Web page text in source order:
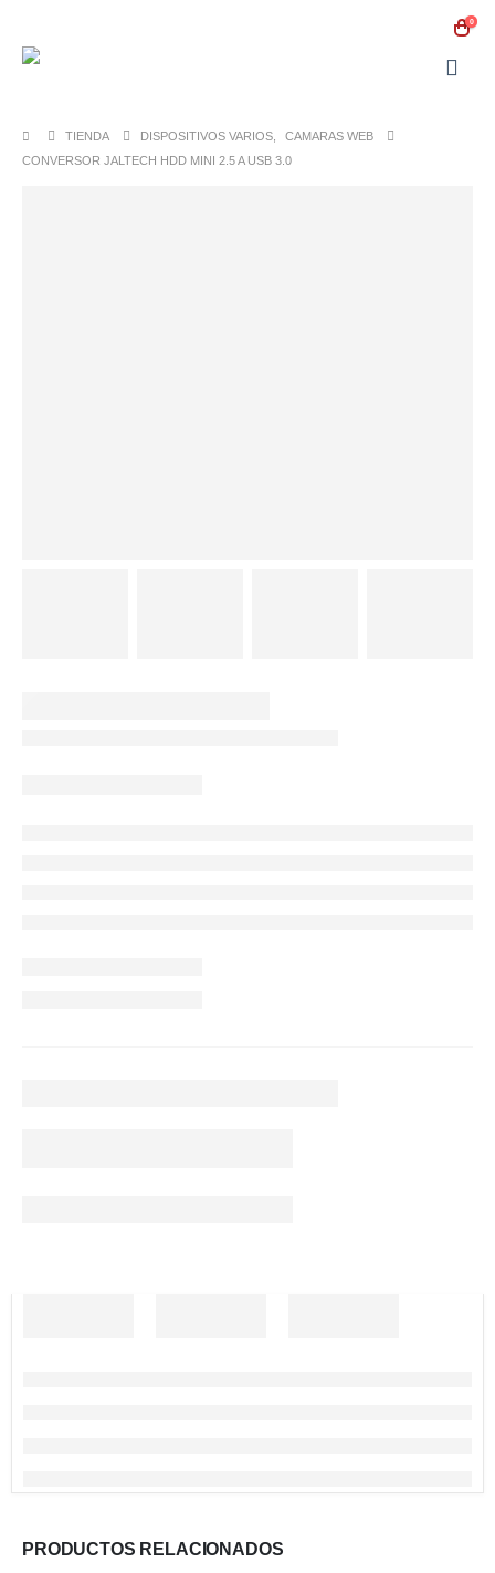
0
TIENDA DISPOSITIVOS VARIOS
CAMARAS WEB
CONVERSOR JALTECH HDD MINI 2.5 A USB 3.0
PRODUCTOS RELACIONADOS